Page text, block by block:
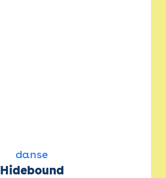
danse
Hidebound